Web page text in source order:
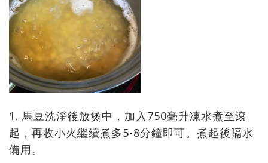
1. 馬豆洗淨後放煲中，加入750毫升凍水煮至滾
起，再收小火繼續煮多5-8分鐘即可。煮起後隔水
備用。